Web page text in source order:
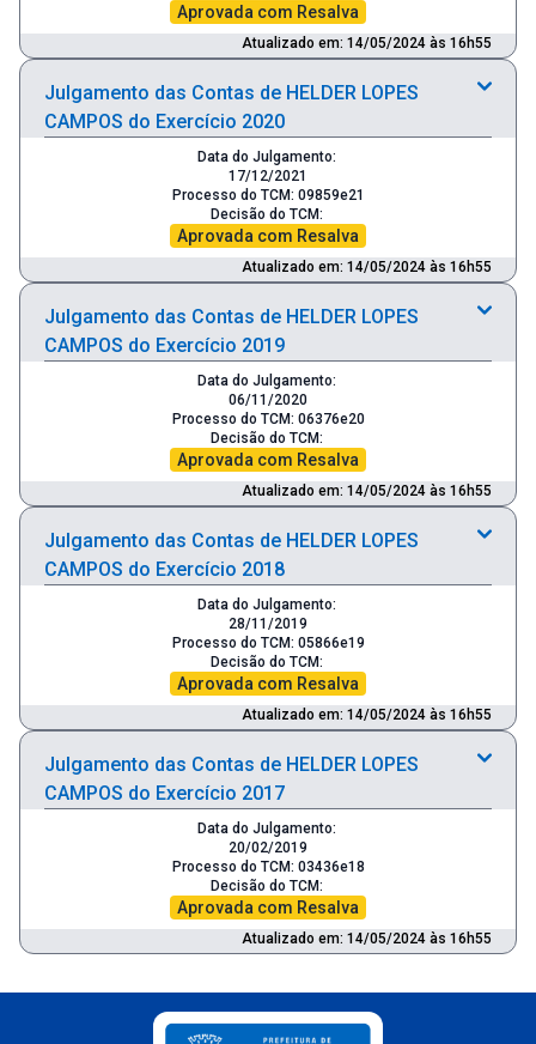
Aprovada com Resalva
Atualizado em: 14/05/2024 às 16h55
Julgamento das Contas de HELDER LOPES
CAMPOS do Exercício 2020
Data do Julgamento:
17/12/2021
Processo do TCM: 09859e21
Decisão do TCM:
Aprovada com Resalva
Atualizado em: 14/05/2024 às 16h55
Julgamento das Contas de HELDER LOPES
CAMPOS do Exercício 2019
Data do Julgamento:
06/11/2020
Processo do TCM: 06376e20
Decisão do TCM:
Aprovada com Resalva
Atualizado em: 14/05/2024 às 16h55
Julgamento das Contas de HELDER LOPES
CAMPOS do Exercício 2018
Data do Julgamento:
28/11/2019
Processo do TCM: 05866e19
Decisão do TCM:
Aprovada com Resalva
Atualizado em: 14/05/2024 às 16h55
Julgamento das Contas de HELDER LOPES
CAMPOS do Exercício 2017
Data do Julgamento:
20/02/2019
Processo do TCM: 03436e18
Decisão do TCM:
Aprovada com Resalva
Atualizado em: 14/05/2024 às 16h55